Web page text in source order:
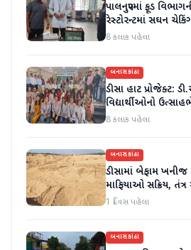
પાલનપુરમાં ફૂડ
રેસ્ટોરન્ટમાં સઘન
8 કલાક પહેલા
બનાસકાંઠા
ડીસા હાટ પ્રોજેક્ટ:
વિદ્યાર્થીઓનો
8 કલાક પહેલા
બનાસકાંઠા
ડીસામાં બેફામ ખનીજ
માફિયાઓ સક્રિય,
1 દિવસ પહેલા
બનાસકાંઠા